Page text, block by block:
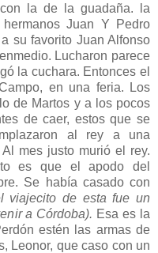
la de la guadaña. la
Juan Y Pedro
su favorito Juan Alfonso
Lucharon parece
la cuchara. Entonces el
en una feria. Los
de Martos y a los pocos
de caer, estos que se
al rey a una
mes justo murió el rey.
es que el apodo del
Se había casado con
viajecito de esta fue un
a Córdoba). Esa es la
estén las armas de
Leonor, que caso con un